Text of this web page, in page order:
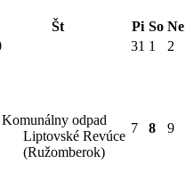
Št Pi So Ne
31 1 2
Komunálny odpad
Liptovské Revúce
(Ružomberok)
7 8 9